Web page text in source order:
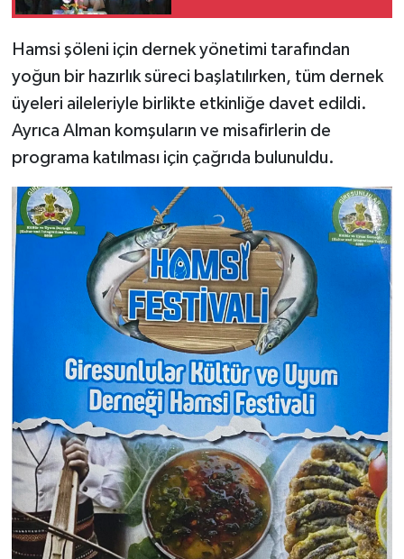
Hamsi şöleni için dernek yönetimi tarafından
yoğun bir hazırlık süreci başlatılırken, tüm dernek
üyeleri aileleriyle birlikte etkinliğe davet edildi.
Ayrıca Alman komşuların ve misafirlerin de
programa katılması için çağrıda bulunuldu.